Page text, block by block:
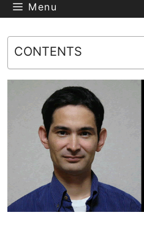
プ
Menu
CONTENTS